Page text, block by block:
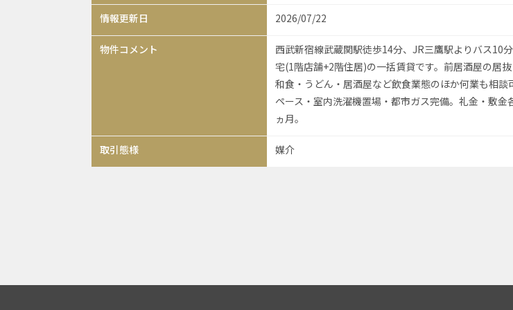
情報更新日 2026/07/22
物件コメント
西武新宿線武蔵関駅徒歩14分、JR三鷹駅よりバス10
宅(1階店舗+2階住居)の一括賃貸です。前居酒屋の居
和食・うどん・居酒屋など飲食業態のほか何業も相
ペース・室内洗濯機置場・都市ガス完備。礼金・敷
ヵ月。
取引態様 媒介